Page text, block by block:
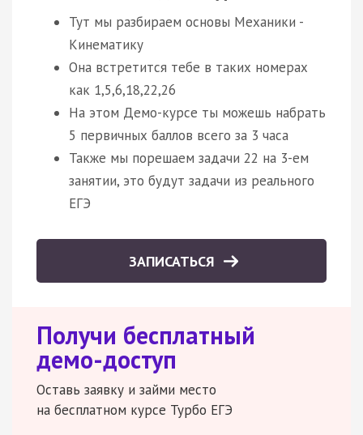
Тут мы разбираем основы Механики -
Кинематику
Она встретится тебе в таких номерах
как 1,5,6,18,22,26
На этом Демо-курсе ты можешь набрать
5 первичных баллов всего за 3 часа
Также мы порешаем задачи 22 на 3-ем
занятии, это будут задачи из реального
ЕГЭ
ЗАПИСАТЬСЯ
Получи бесплатный
демо-доступ
Оставь заявку и займи место
на бесплатном курсе Турбо ЕГЭ